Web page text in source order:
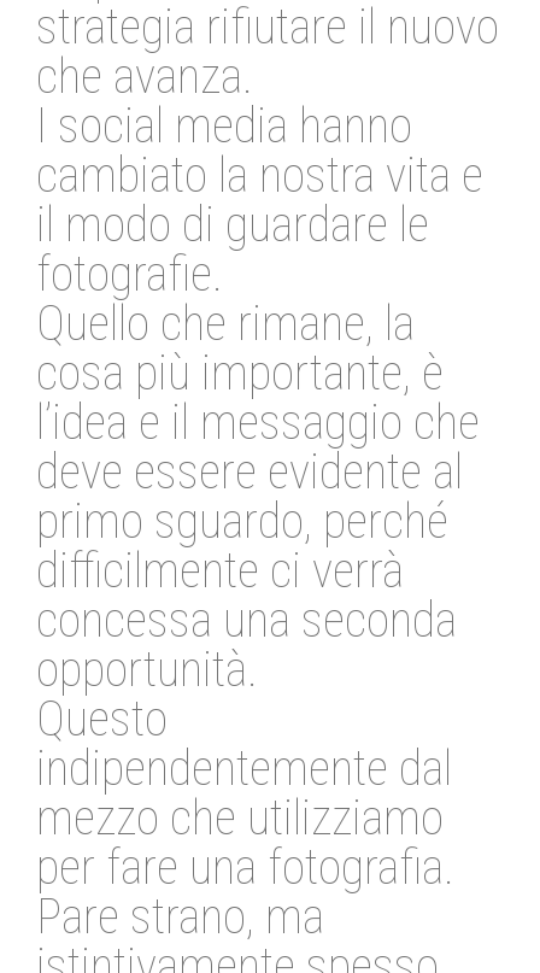
strategia rifiutare il nuovo
che avanza.
I social media hanno
cambiato la nostra vita e
il modo di guardare le
fotografie.
Quello che rimane, la
cosa più importante, è
l’idea e il messaggio che
deve essere evidente al
primo sguardo, perché
difficilmente ci verrà
concessa una seconda
opportunità.
Questo
indipendentemente dal
mezzo che utilizziamo
per fare una fotografia.
Pare strano, ma